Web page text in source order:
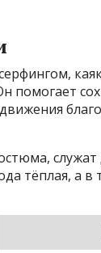
помогает
служат
тёплая, а в